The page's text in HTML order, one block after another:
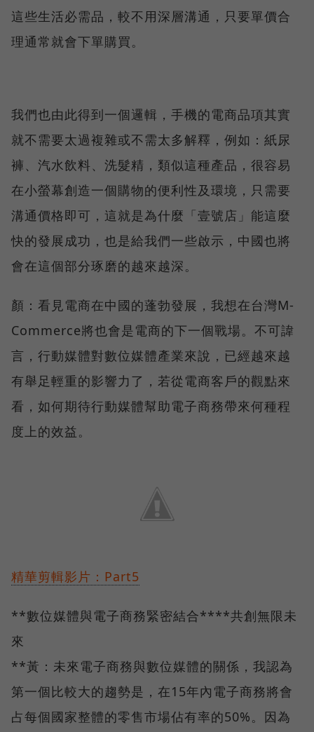
這些生活必需品，較不用深層溝通，只要單價合
理通常就會下單購買。
我們也由此得到一個邏輯，手機的電商品項其實
就不需要太過複雜或不需太多解釋，例如：紙尿
褲、汽水飲料、洗髮精，類似這種產品，很容易
在小螢幕創造一個購物的便利性及環境，只需要
溝通價格即可，這就是為什麼「壹號店」能這麼
快的發展成功，也是給我們一些啟示，中國也將
會在這個部分琢磨的越來越深。
顏：看見電商在中國的蓬勃發展，我想在台灣M-
Commerce將也會是電商的下一個戰場。不可諱
言，行動媒體對數位媒體產業來說，已經越來越
有舉足輕重的影響力了，若從電商客戶的觀點來
看，如何期待行動媒體幫助電子商務帶來何種程
度上的效益。
精華剪輯影片：Part5
**數位媒體與電子商務緊密結合****共創無限未
來
**黃：未來電子商務與數位媒體的關係，我認為
第一個比較大的趨勢是，在15年內電子商務將會
占每個國家整體的零售市場佔有率的50%。因為